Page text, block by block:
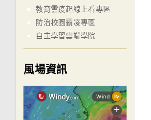
教育雲疫起線上看專區
防治校園霸凌專區
自主學習雲端學院
風場資訊